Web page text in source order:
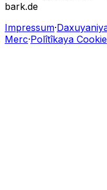
bark.de
Impressum·
Merc·Polîtîkaya Cookie